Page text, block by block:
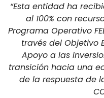
“Esta entidad ha
al 100% con
Programa Operativo
través del Objetivo
Apoyo a las
transición hacia una
de la respuesta de